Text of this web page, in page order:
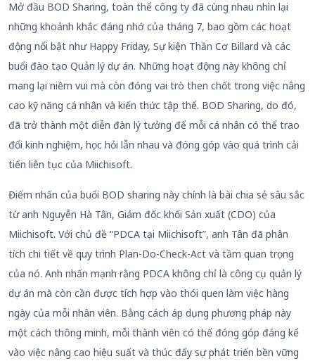
Mở đầu BOD Sharing, toàn thể công ty đã cùng nhau nhìn lại
những khoảnh khắc đáng nhớ của tháng 7, bao gồm các hoạt
động nổi bật như Happy Friday, Sự kiện Thần Cơ Billard và các
buổi đào tạo Quản lý dự án. Những hoạt động này không chỉ
mang lại niềm vui mà còn đóng vai trò then chốt trong việc nâng
cao kỹ năng cá nhân và kiến thức tập thể. BOD Sharing, do đó,
đã trở thành một diễn đàn lý tưởng để mỗi cá nhân có thể trao
đổi kinh nghiệm, học hỏi lẫn nhau và đóng góp vào quá trình cải
tiến liên tục của Miichisoft.
Điểm nhấn của buổi BOD sharing này chính là bài chia sẻ sâu sắc
từ anh Nguyễn Hà Tân, Giám đốc khối Sản xuất (CDO) của
Miichisoft. Với chủ đề “PDCA tại Miichisoft”, anh Tân đã phân
tích chi tiết về quy trình Plan-Do-Check-Act và tầm quan trọng
của nó. Anh nhấn mạnh rằng PDCA không chỉ là công cụ quản lý
dự án mà còn cần được tích hợp vào thói quen làm việc hàng
ngày của mỗi nhân viên. Bằng cách áp dụng phương pháp này
một cách thông minh, mỗi thành viên có thể đóng góp đáng kể
vào việc nâng cao hiệu suất và thúc đẩy sự phát triển bền vững